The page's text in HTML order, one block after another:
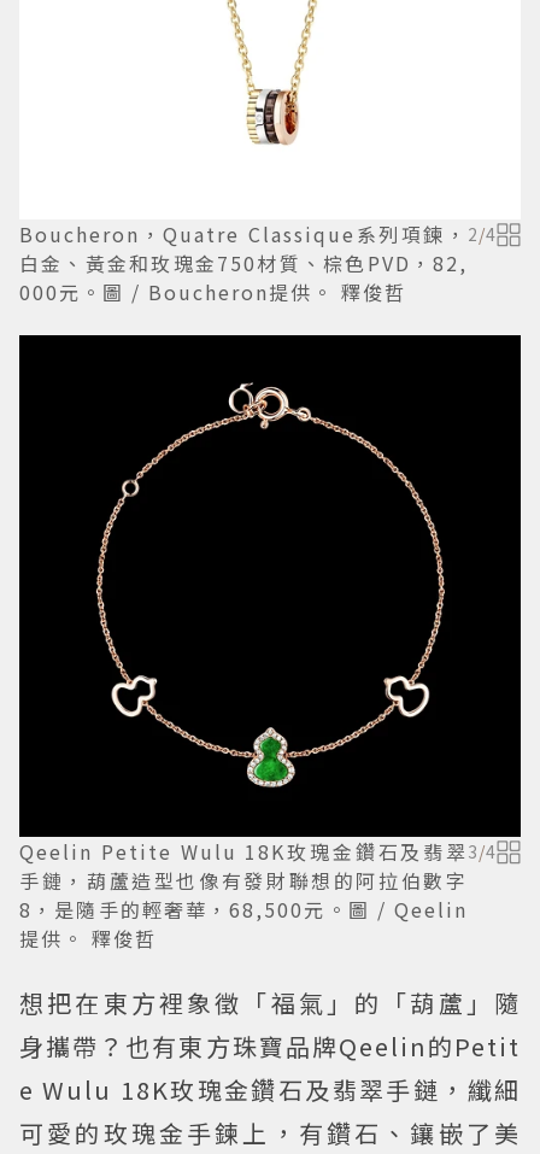
Boucheron，Quatre Classique系列項鍊，
白金、黃金和玫瑰金750材質、棕色PVD，82,
000元。圖 / Boucheron提供。 釋俊哲
2/4
Qeelin Petite Wulu 18K玫瑰金鑽石及翡翠
手鏈，葫蘆造型也像有發財聯想的阿拉伯數字
8，是隨手的輕奢華，68,500元。圖 / Qeelin
提供。 釋俊哲
3/4
想把在東方裡象徵「福氣」的「葫蘆」隨
身攜帶？也有東方珠寶品牌Qeelin的Petit
e Wulu 18K玫瑰金鑽石及翡翠手鏈，纖細
可愛的玫瑰金手鍊上，有鑽石、鑲嵌了美